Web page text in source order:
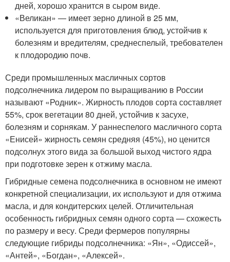
дней, хорошо хранится в сыром виде.
«Великан» — имеет зерно длиной в 25 мм,
используется для приготовления блюд, устойчив к
болезням и вредителям, среднеспелый, требователен
к плодородию почв.
Среди промышленных масличных сортов
подсолнечника лидером по выращиванию в России
называют «Родник». Жирность плодов сорта составляет
55%, срок вегетации 80 дней, устойчив к засухе,
болезням и сорнякам. У раннеспелого масличного сорта
«Енисей» жирность семян средняя (45%), но ценится
подсолнух этого вида за большой выход чистого ядра
при подготовке зерен к отжиму масла.
Гибридные семена подсолнечника в основном не имеют
конкретной специализации, их используют и для отжима
масла, и для кондитерских целей. Отличительная
особенность гибридных семян одного сорта — схожесть
по размеру и весу. Среди фермеров популярны
следующие гибриды подсолнечника: «Ян», «Одиссей»,
«Антей», «Богдан», «Алексей».